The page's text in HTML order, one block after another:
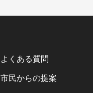
よくある質問
市民からの提案